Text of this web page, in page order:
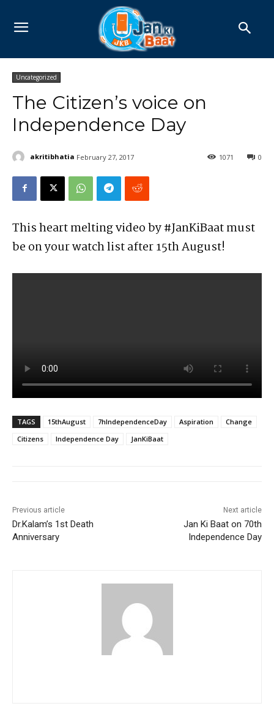
Uncategorized
The Citizen’s voice on
Independence Day
akritibhatia February 27, 2017 0
1071
This heart melting video by #JanKiBaat must
be on your watch list after 15th August!
TAGS 15thAugust 7hIndependenceDay Aspiration
Change
Citizens
Independence Day JanKiBaat
Previous article
Dr.Kalam’s 1st Death
Anniversary
Next article
Jan Ki Baat on 70th
Independence Day